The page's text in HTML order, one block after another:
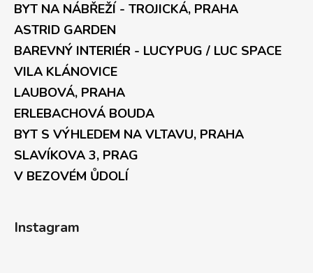
BYT NA NÁBŘEŽÍ - TROJICKÁ, PRAHA
ASTRID GARDEN
BAREVNÝ INTERIÉR - LUCYPUG / LUC SPACE
VILA KLÁNOVICE
LAUBOVÁ, PRAHA
ERLEBACHOVÁ BOUDA
BYT S VÝHLEDEM NA VLTAVU, PRAHA
SLAVÍKOVA 3, PRAG
V BEZOVÉM ŮDOLÍ
Instagram